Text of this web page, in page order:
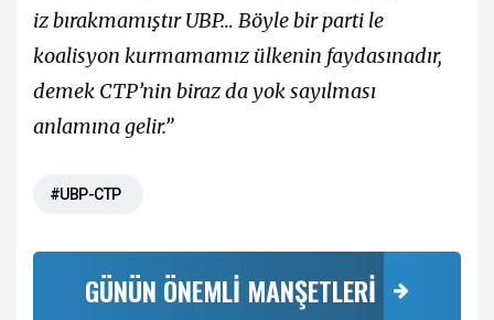
iz bırakmamıştır UBP… Böyle bir parti le
koalisyon kurmamamız ülkenin faydasınadır,
demek CTP’nin biraz da yok sayılması
anlamına gelir.”
#UBP-CTP
GÜNÜN ÖNEMLİ MANŞETLERİ